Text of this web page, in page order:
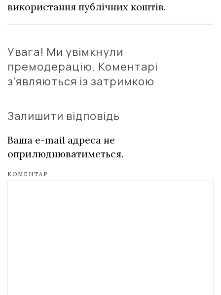
використання публічних коштів.
Увага! Ми увімкнули
премодерацію. Коментарі
з'являються із затримкою
Залишити відповідь
Ваша e-mail адреса не
оприлюднюватиметься.
КОМЕНТАР